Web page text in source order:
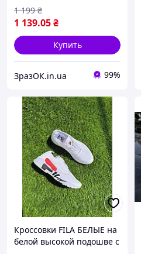
1 139.05₴
1 199 ₴
Купить
ЗразОК.in.ua 99%
Кроссовки FILA БЕЛЫЕ на
белой высокой подошве с